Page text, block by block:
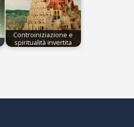
Controiniziazione e
spiritualità invertita